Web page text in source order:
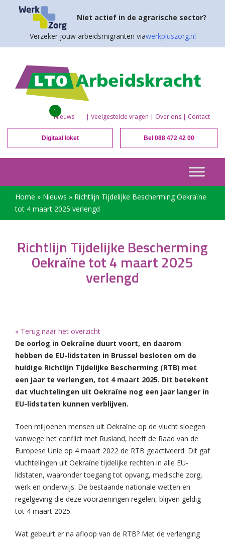
Niet actief in de agrarische sector?
Verzeker jouw arbeidsmigranten viawerkpluszorg.nl
Nieuws
1
| Veelgestelde vragen | Over ons | Contact
Digitaal loket Bel 088 472 42 00
Home » Nieuws » Richtlijn Tijdelijke Bescherming Oekraïne
tot 4 maart 2025 verlengd
Richtlijn Tijdelijke Bescherming
Oekraïne tot 4 maart 2025
verlengd
« Terug naar het overzicht
De oorlog in Oekraïne duurt voort, en daarom
hebben de EU-lidstaten in Brussel besloten om de
huidige Richtlijn Tijdelijke Bescherming (RTB) met
een jaar te verlengen, tot 4 maart 2025. Dit betekent
dat vluchtelingen uit Oekraïne nog een jaar langer in
EU-lidstaten kunnen verblijven.
Toen miljoenen mensen uit Oekraïne op de vlucht sloegen
vanwege het conflict met Rusland, heeft de Raad van de
Europese Unie op 4 maart 2022 de RTB geactiveerd. Dit gaf
vluchtelingen uit Oekraïne tijdelijke rechten in alle EU-
lidstaten, waaronder toegang tot opvang, medische zorg,
werk en onderwijs. De bestaande nationale wetten en
regelgeving die deze voorzieningen regelen, blijven geldig
tot 4 maart 2025.
Wat gebeurt er na afloop van de RTB? Met de verlenging